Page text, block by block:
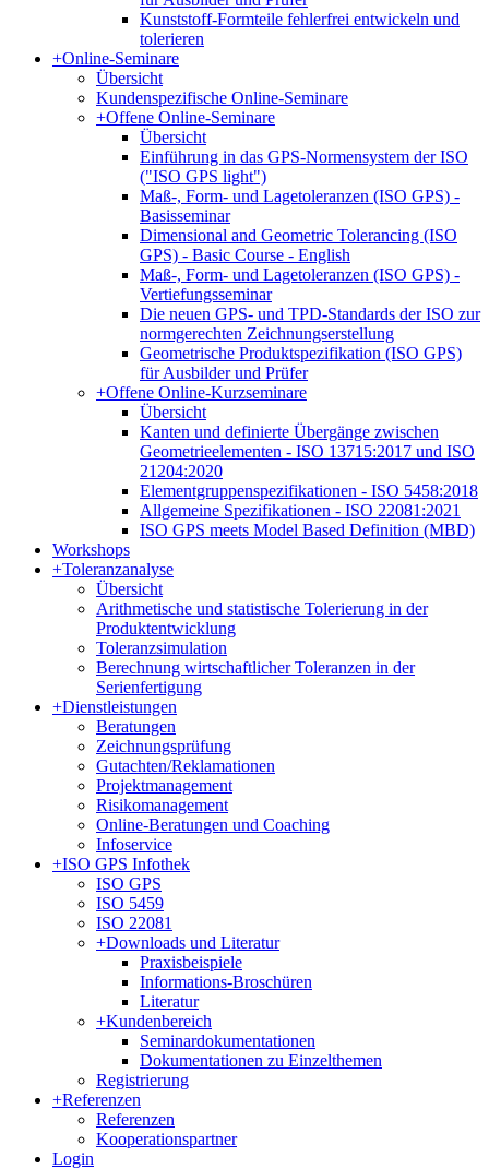
Kunststoff-Formteile fehlerfrei entwickeln und
tolerieren
+Online-Seminare
Übersicht
Kundenspezifische Online-Seminare
+Offene Online-Seminare
Übersicht
Einführung in das GPS-Normensystem der ISO
("ISO GPS light")
Maß-, Form- und Lagetoleranzen (ISO GPS) -
Basisseminar
Dimensional and Geometric Tolerancing (ISO
GPS) - Basic Course - English
Maß-, Form- und Lagetoleranzen (ISO GPS) -
Vertiefungsseminar
Die neuen GPS- und TPD-Standards der ISO zur
normgerechten Zeichnungserstellung
Geometrische Produktspezifikation (ISO GPS)
für Ausbilder und Prüfer
+Offene Online-Kurzseminare
Übersicht
Kanten und definierte Übergänge zwischen
Geometrieelementen - ISO 13715:2017 und ISO
21204:2020
Elementgruppenspezifikationen - ISO 5458:2018
Allgemeine Spezifikationen - ISO 22081:2021
ISO GPS meets Model Based Definition (MBD)
Workshops
+Toleranzanalyse
Übersicht
Arithmetische und statistische Tolerierung in der
Produktentwicklung
Toleranzsimulation
Berechnung wirtschaftlicher Toleranzen in der
Serienfertigung
+Dienstleistungen
Beratungen
Zeichnungsprüfung
Gutachten/Reklamationen
Projektmanagement
Risikomanagement
Online-Beratungen und Coaching
Infoservice
+ISO GPS Infothek
ISO GPS
ISO 5459
ISO 22081
+Downloads und Literatur
Praxisbeispiele
Informations-Broschüren
Literatur
+Kundenbereich
Seminardokumentationen
Dokumentationen zu Einzelthemen
Registrierung
+Referenzen
Referenzen
Kooperationspartner
Login